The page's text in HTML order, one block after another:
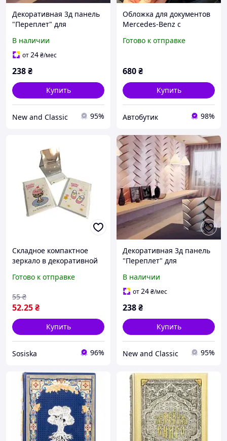
Декоративная 3д панель
"Переплет" для
стенах из гипса 50x50
В наличии
от24₴/мес
238₴
Купить
New and Classic 95%
Обложка для документов
Mercedes-Benz с
и декоративным
Готово к отправке
680₴
Купить
Автобутик 98%
Складное компактное
зеркало в декоративной
14,7×8,8 см S615
Готово к отправке
52.25₴
55 ₴
Купить
Sosiska 96%
Декоративная 3д панель
"Переплет" для
стенах из гипса 50x50
В наличии
от24₴/мес
238₴
Купить
New and Classic 95%